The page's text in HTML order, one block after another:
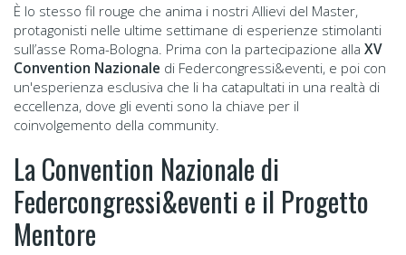
È lo stesso fil rouge che anima i nostri Allievi del Master,
protagonisti nelle ultime settimane di esperienze stimolanti
sull’asse Roma-Bologna. Prima con la partecipazione alla XV
Convention Nazionale di Federcongressi&eventi, e poi con
un'esperienza esclusiva che li ha catapultati in una realtà di
eccellenza, dove gli eventi sono la chiave per il
coinvolgemento della community.
La Convention Nazionale di
Federcongressi&eventi e il Progetto
Mentore